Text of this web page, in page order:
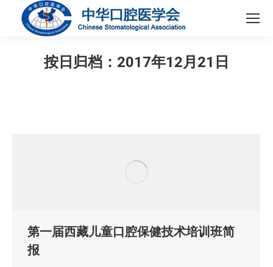
按日归档： 2017年12月21日
第一届西藏儿童口腔保健技术培训班简
报